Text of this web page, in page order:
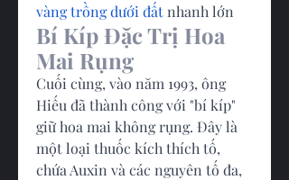
vàng trồng dưới đất nhanh lớn
Bí Kíp Đặc Trị Hoa
Mai Rụng
Cuối cùng, vào năm 1993, ông
Hiếu đã thành công với "bí kíp"
giữ hoa mai không rụng. Đây là
một loại thuốc kích thích tố,
chứa Auxin và các nguyên tố đa,